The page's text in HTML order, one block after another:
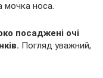
мочка носа.
посаджені очі
Погляд уважний,